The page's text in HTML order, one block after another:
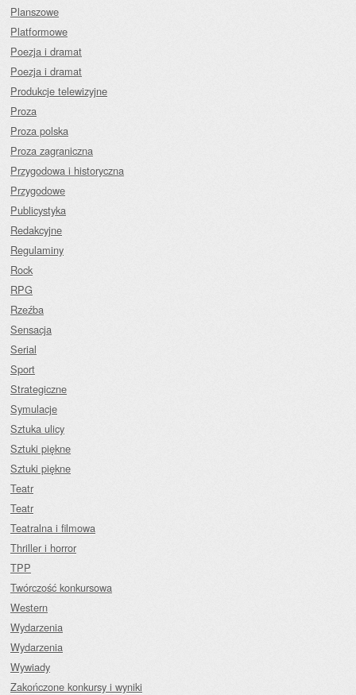
Planszowe
Platformowe
Poezja i dramat
Poezja i dramat
Produkcje telewizyjne
Proza
Proza polska
Proza zagraniczna
Przygodowa i historyczna
Przygodowe
Publicystyka
Redakcyjne
Regulaminy
Rock
RPG
Rzeźba
Sensacja
Serial
Sport
Strategiczne
Symulacje
Sztuka ulicy
Sztuki piękne
Sztuki piękne
Teatr
Teatr
Teatralna i filmowa
Thriller i horror
TPP
Twórczość konkursowa
Western
Wydarzenia
Wydarzenia
Wywiady
Zakończone konkursy i wyniki